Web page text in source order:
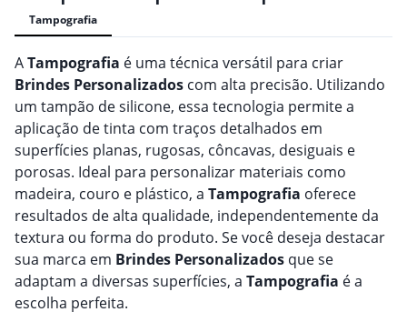
Tampografia
ATampografia é uma técnica versátil para criar
Brindes Personalizados com alta precisão. Utilizando
um tampão de silicone, essa tecnologia permite a
aplicação de tinta com traços detalhados em
superfícies planas, rugosas, côncavas, desiguais e
porosas. Ideal para personalizar materiais como
madeira, couro e plástico, a Tampografia oferece
resultados de alta qualidade, independentemente da
textura ou forma do produto. Se você deseja destacar
sua marca em Brindes Personalizados que se
adaptam a diversas superfícies, a Tampografia é a
escolha perfeita.